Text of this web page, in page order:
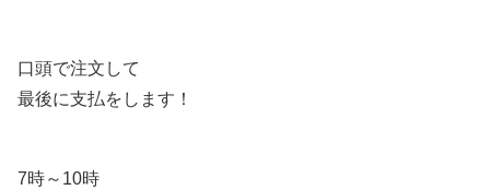
口頭で注文して
最後に支払をします！
7時～10時